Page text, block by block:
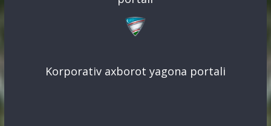
Korporativ axborot yagona portali